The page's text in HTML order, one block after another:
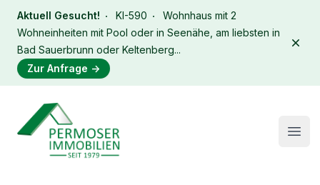
Aktuell Gesucht! KI-590
Wohnhaus mit 2
Wohneinheiten mit Pool oder in Seenähe, am liebsten in
Bad Sauerbrunn oder Keltenberg...
Zur Anfrage →
Immobilien Permoser Logo